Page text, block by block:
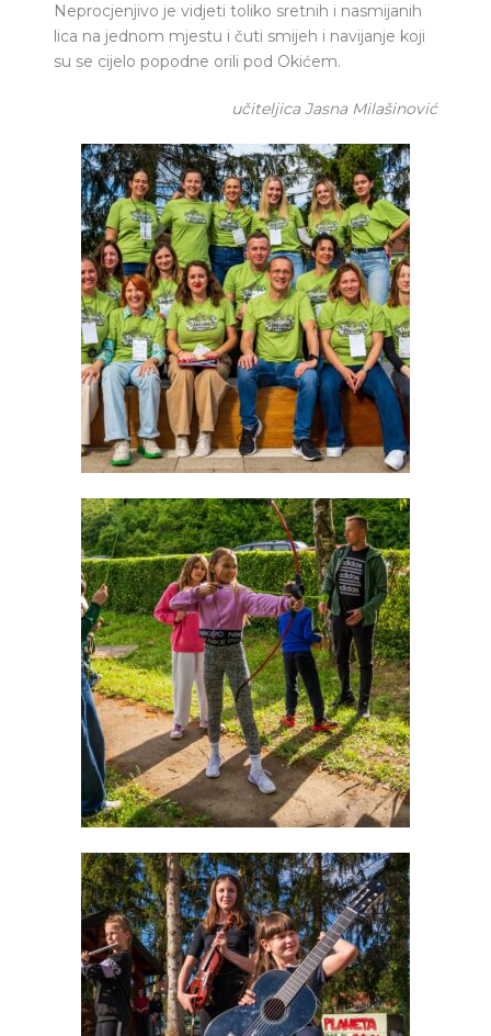
Neprocjenjivo je vidjeti toliko sretnih i nasmijanih
lica na jednom mjestu i čuti smijeh i navijanje koji
su se cijelo popodne orili pod Okićem.
učiteljica Jasna Milašinović